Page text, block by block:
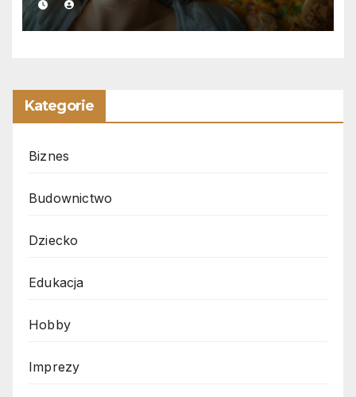
Kategorie
Biznes
Budownictwo
Dziecko
Edukacja
Hobby
Imprezy